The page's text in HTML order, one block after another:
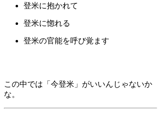
登米に抱かれて
登米に惚れる
登米の官能を呼び覚ます
この中では「今登米」がいいんじゃないか
な。